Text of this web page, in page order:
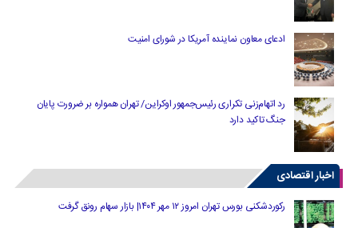
ادعای معاون نماینده آمریکا در شورای امنیت
رد اتهام‌زنی تکراری رئیس‌جمهور اوکراین/ تهران همواره بر ضرورت پایان
جنگ تاکید دارد
اخبار اقتصادی
رکوردشکنی بورس تهران امروز ۱۲ مهر ۱۴۰۴| بازار سهام رونق گرفت